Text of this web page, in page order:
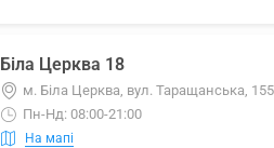
Біла Церква 18
м. Біла Церква, вул. Таращанська,
Пн-Нд: 08:00-21:00
На мапі